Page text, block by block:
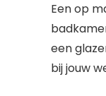
Een op
een
bij jouw